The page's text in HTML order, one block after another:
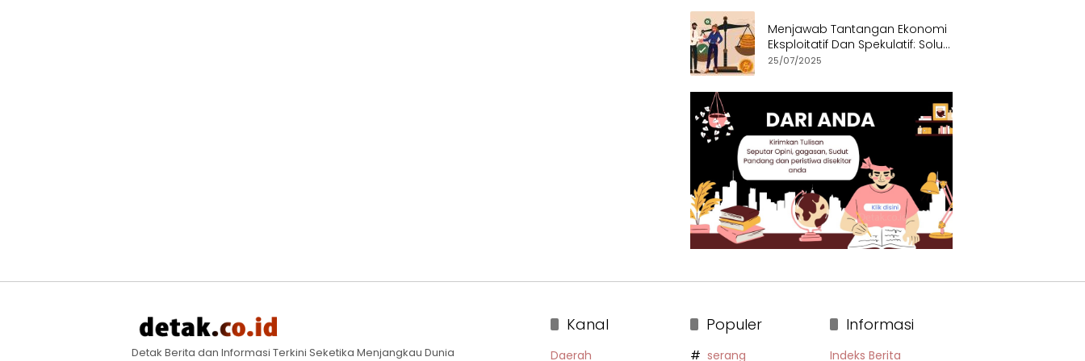
Menjawab Tantangan Ekonomi
Eksploitatif Dan Spekulatif: Solusi
Etis dan Berkeadilan
25/07/2025
Detak Berita dan Informasi Terkini Seketika Menjangkau Dunia
Kanal
Daerah
Populer
serang
Informasi
Indeks Berita